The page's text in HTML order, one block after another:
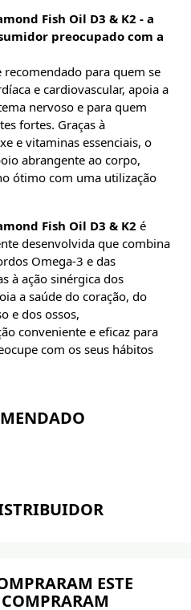
Fish Oil D3 & K2 - a
preocupado com a
para quem se
e cardiovascular, apoia a
nervoso e para quem
fortes. Graças à
e vitaminas essenciais, o
abrangente ao corpo,
ótimo com uma utilização
Fish Oil D3 & K2 é
desenvolvida que combina
Omega-3 e das
à ação sinérgica dos
a saúde do coração, do
e dos ossos,
conveniente e eficaz para
com os seus hábitos
ESTE